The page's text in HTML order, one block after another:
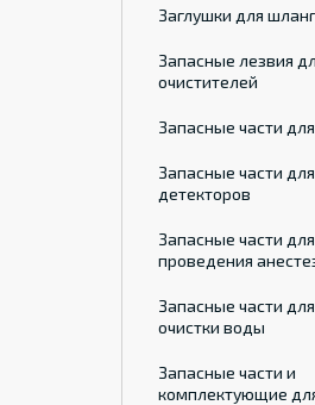
Заглушки для
Запасные лезвия
очистителей
Запасные части
Запасные части для
детекторов
Запасные части для
проведения
Запасные части
очистки воды
Запасные части и
комплектующие